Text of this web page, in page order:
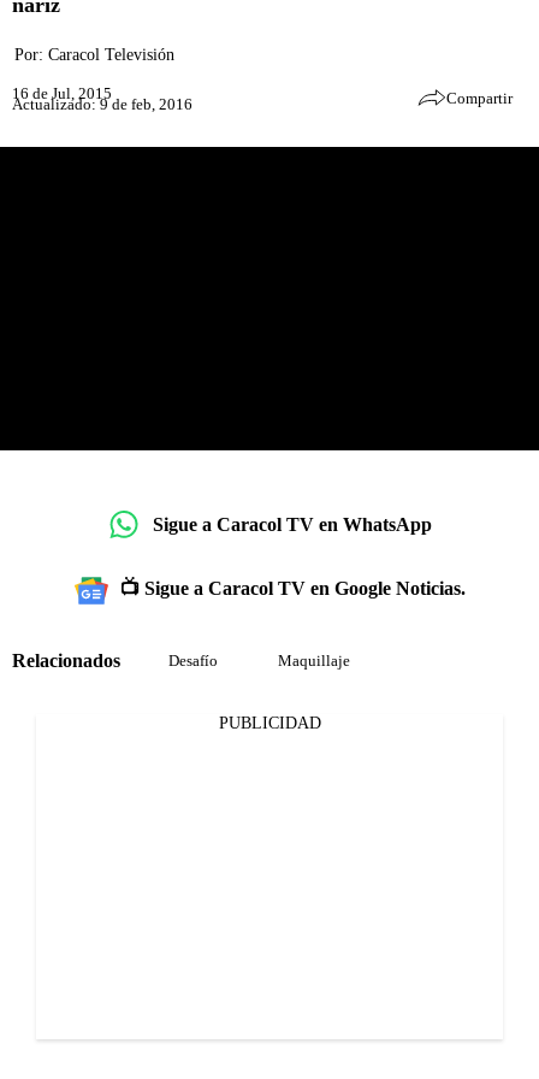
nariz
Por: Caracol Televisión
16 de Jul, 2015
Actualizado: 9 de feb, 2016 Compartir
Sigue a Caracol TV en WhatsApp
📺 Sigue a Caracol TV en Google Noticias.
Relacionados Desafío Maquillaje
PUBLICIDAD